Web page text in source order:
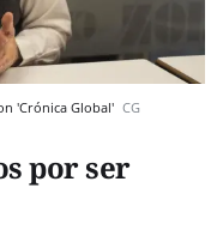
'Crónica Global' CG
por ser